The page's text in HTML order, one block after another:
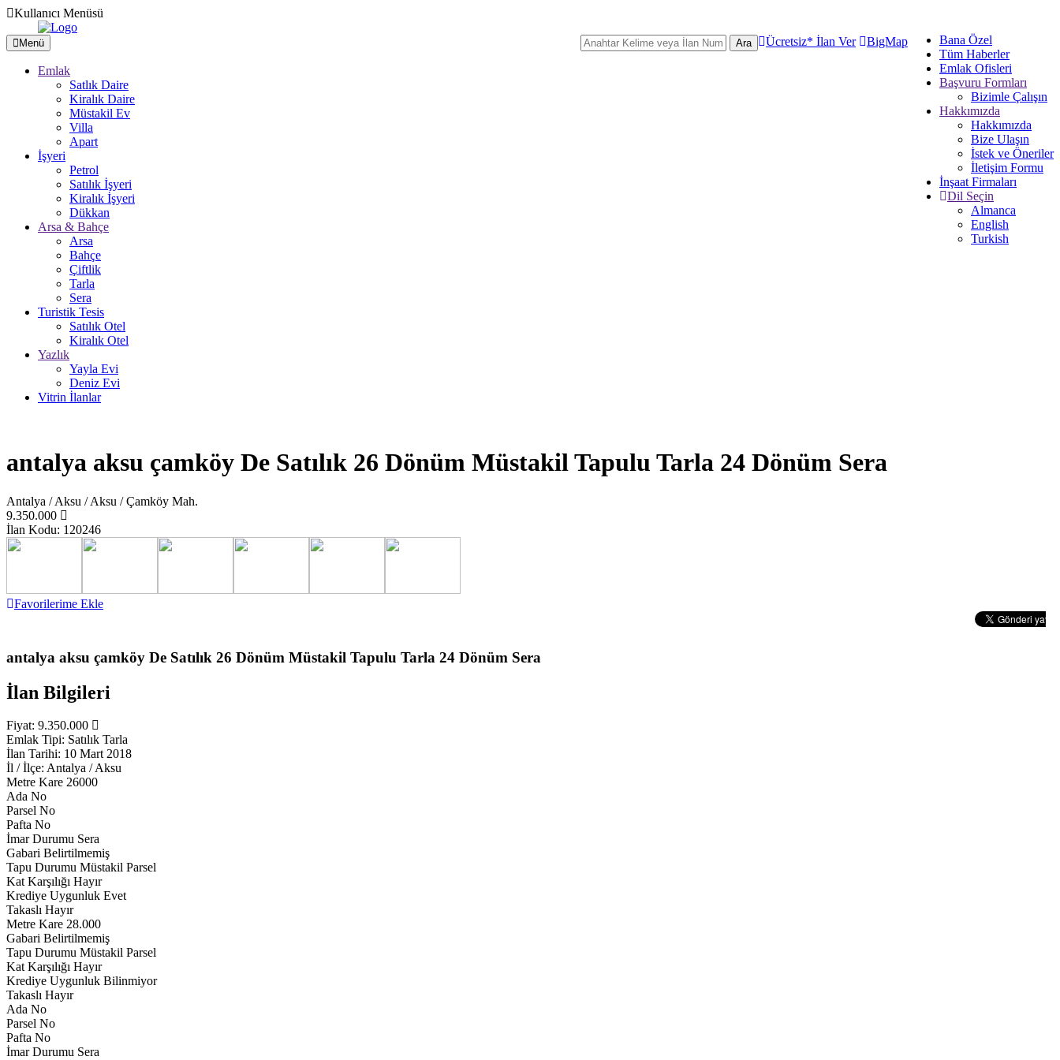
Kullanıcı Menüsü
Bana Özel
Tüm Haberler
Emlak Ofisleri
Başvuru Formları
Bizimle Çalışın
Hakkımızda
Hakkımızda
Bize Ulaşın
İstek ve Öneriler
İletişim Formu
İnşaat Firmaları
Dil Seçin
Almanca
English
Turkish
Ücretsiz* İlan Ver BigMap
Ara
Menü
Emlak
Satlık Daire
Kiralık Daire
Müstakil Ev
Villa
Apart
İşyeri
Petrol
Satılık İşyeri
Kiralık İşyeri
Dükkan
Arsa & Bahçe
Arsa
Bahçe
Çiftlik
Tarla
Sera
Turistik Tesis
Satılık Otel
Kiralık Otel
Yazlık
Yayla Evi
Deniz Evi
Vitrin İlanlar
antalya aksu çamköy De Satılık 26 Dönüm Müstakil Tapulu Tarla 24 Dönüm Sera
Antalya / Aksu / Aksu / Çamköy Mah.
9.350.000
İlan Kodu: 120246
Favorilerime Ekle
antalya aksu çamköy De Satılık 26 Dönüm Müstakil Tapulu Tarla 24 Dönüm Sera
İlan Bilgileri
Fiyat: 9.350.000
Emlak Tipi: Satılık Tarla
İlan Tarihi: 10 Mart 2018
İl / İlçe: Antalya / Aksu
Metre Kare 26000
Ada No
Parsel No
Pafta No
İmar Durumu Sera
Gabari Belirtilmemiş
Tapu Durumu Müstakil Parsel
Kat Karşılığı Hayır
Krediye Uygunluk Evet
Takaslı Hayır
Metre Kare 28.000
Gabari Belirtilmemiş
Tapu Durumu Müstakil Parsel
Kat Karşılığı Hayır
Krediye Uygunluk Bilinmiyor
Takaslı Hayır
Ada No
Parsel No
Pafta No
İmar Durumu Sera